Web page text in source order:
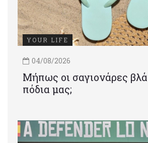
YOUR LIFE
04/08/2026
Μήπως οι σαγιονάρες
πόδια μας;